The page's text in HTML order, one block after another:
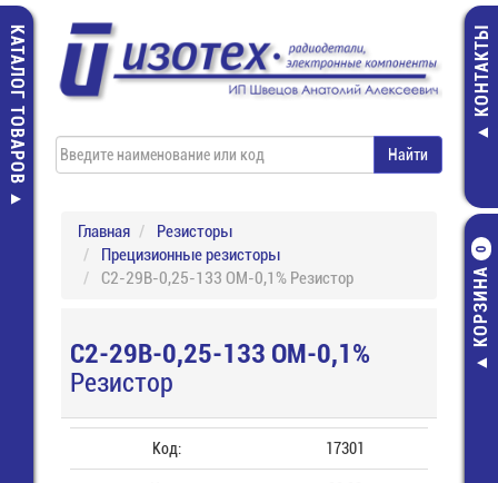
КАТАЛОГ ТОВАРОВ КОНТАКТЫ
КОРЗИНА
0
Главная
Резисторы
Прецизионные резисторы
С2-29В-0,25-133 ОМ-0,1% Резистор
С2-29В-0,25-133 ОМ-0,1%
Резистор
Код: 17301